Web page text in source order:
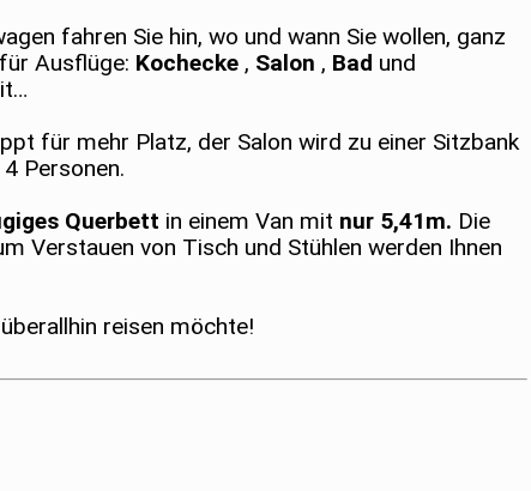
fahren Sie hin, wo und wann Sie wollen, ganz
Ausflüge: Kochecke , Salon , Bad und
für mehr Platz, der Salon wird zu einer Sitzbank
Personen.
Querbett in einem Van mit nur 5,41m. Die
Verstauen von Tisch und Stühlen werden Ihnen
reisen möchte!